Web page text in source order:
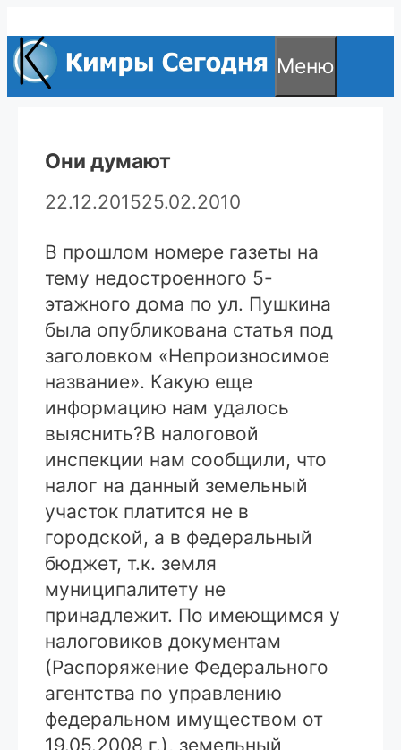
к
содержимому
Меню
Они думают
22.12.201525.02.2010
В прошлом номере газеты на
тему недостроенного 5-
этажного дома по ул. Пушкина
была опубликована статья под
заголовком «Непроизносимое
название». Какую еще
информацию нам удалось
выяснить?В налоговой
инспекции нам сообщили, что
налог на данный земельный
участок платится не в
городской, а в федеральный
бюджет, т.к. земля
муниципалитету не
принадлежит. По имеющимся у
налоговиков документам
(Распоряжение Федерального
агентства по управлению
федеральном имуществом от
19.05.2008 г.), земельный